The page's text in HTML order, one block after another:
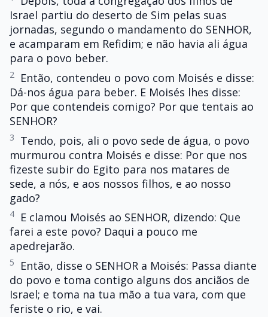
Israel partiu do deserto de Sim pelas suas
jornadas, segundo o mandamento do SENHOR,
e acamparam em Refidim; e não havia ali água
para o povo beber.
2
Então, contendeu o povo com Moisés e disse:
Dá-nos água para beber. E Moisés lhes disse:
Por que contendeis comigo? Por que tentais ao
SENHOR?
3
Tendo, pois, ali o povo sede de água, o povo
murmurou contra Moisés e disse: Por que nos
fizeste subir do Egito para nos matares de
sede, a nós, e aos nossos filhos, e ao nosso
gado?
4
E clamou Moisés ao SENHOR, dizendo: Que
farei a este povo? Daqui a pouco me
apedrejarão.
5
Então, disse o SENHOR a Moisés: Passa diante
do povo e toma contigo alguns dos anciãos de
Israel; e toma na tua mão a tua vara, com que
feriste o rio, e vai.